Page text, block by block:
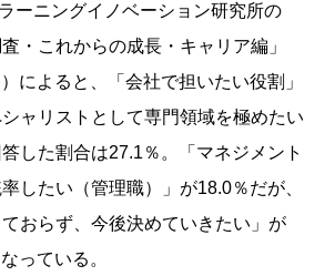
ーニングイノベーション研究所の
・これからの成長・キャリア編」
によると、「会社で担いたい役割」
ャリストとして専門領域を極めたい
答した割合は27.1％。「マネジメント
したい（管理職）」が18.0％だが、
ておらず、今後決めていきたい」が
っている。